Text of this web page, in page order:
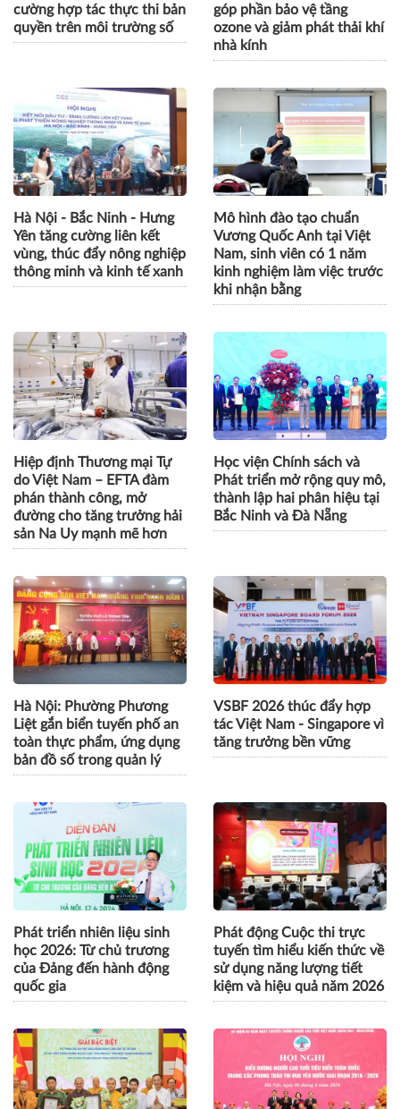
cường hợp tác thực thi bản
quyền trên môi trường số
góp phần bảo vệ tầng
ozone và giảm phát thải khí
nhà kính
Hà Nội - Bắc Ninh - Hưng
Yên tăng cường liên kết
vùng, thúc đẩy nông nghiệp
thông minh và kinh tế xanh
Mô hình đào tạo chuẩn
Vương Quốc Anh tại Việt
Nam, sinh viên có 1 năm
kinh nghiệm làm việc trước
khi nhận bằng
Hiệp định Thương mại Tự
do Việt Nam – EFTA đàm
phán thành công, mở
đường cho tăng trưởng hải
sản Na Uy mạnh mẽ hơn
Học viện Chính sách và
Phát triển mở rộng quy mô,
thành lập hai phân hiệu tại
Bắc Ninh và Đà Nẵng
Hà Nội: Phường Phương
Liệt gắn biển tuyến phố an
toàn thực phẩm, ứng dụng
bản đồ số trong quản lý
VSBF 2026 thúc đẩy hợp
tác Việt Nam - Singapore vì
tăng trưởng bền vững
Phát triển nhiên liệu sinh
học 2026: Từ chủ trương
của Đảng đến hành động
quốc gia
Phát động Cuộc thi trực
tuyến tìm hiểu kiến thức về
sử dụng năng lượng tiết
kiệm và hiệu quả năm 2026